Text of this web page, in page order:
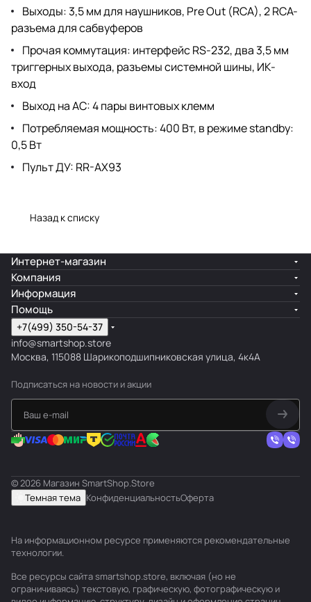
Выходы: 3,5 мм для наушников, Pre Out (RCA), 2 RCA-
разъема для сабвуферов
Прочая коммутация: интерфейс RS-232, два 3,5 мм
триггерных выхода, разъемы системной шины, ИК-
вход
Выход на АС: 4 пары винтовых клемм
Потребляемая мощность: 400 Вт, в режиме standby:
0,5 Вт
Пульт ДУ: RR-AX93
Назад к списку
Интернет-магазин
Компания
Информация
Помощь
+7(499) 350-54-37
info@smartshop.store
Москва, 115088 Шарикоподшипниковская улица, 4к4А
Подписаться на новости и акции
© 2026 Магазин SmartShop.Store
Темная тема КонфиденциальностьОферта
На информационном ресурсе применяются рекомендательные
технологии.
Все ресурсы сайта smartshop.store, включая (но не
ограничиваясь) текстовую, графическую, фотографическую и